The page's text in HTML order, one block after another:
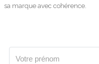
sa marque avec cohérence.